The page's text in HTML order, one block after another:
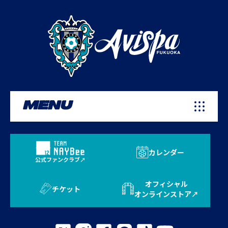
MENU
公式ファンクラブ
カレンダー
チケット
オフィシャル
オンラインストア